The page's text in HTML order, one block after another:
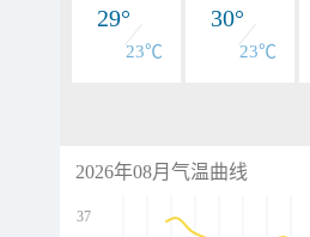
29°
23℃
30°
23℃
2026年08月气温曲线
37